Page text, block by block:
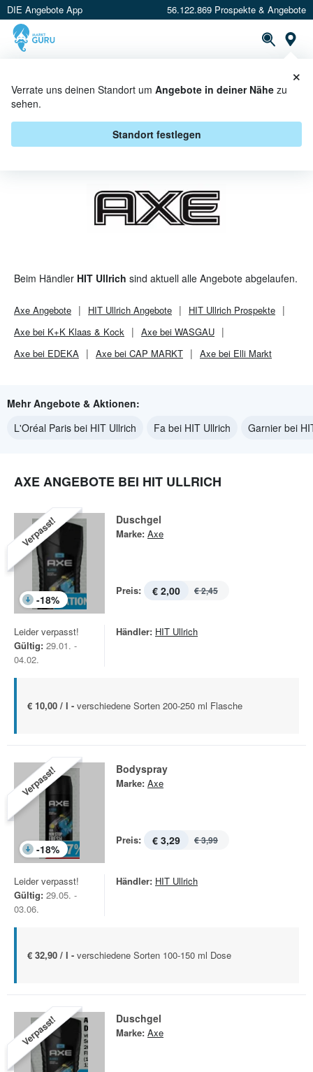
DIE Angebote App 56.122.869 Prospekte & Angebote
Verrate uns deinen Standort um Angebote in deiner Nähe zu
sehen.
Standort festlegen
×
AXE BEI HIT ULLRICH -
ANGEBOTE & AKTIONEN
Beim Händler HIT Ullrich sind aktuell alle Angebote abgelaufen.
Axe Angebote HIT Ullrich Angebote HIT Ullrich Prospekte
Axe bei K+K Klaas & Kock
Axe bei WASGAU
Axe bei EDEKA
Axe bei CAP MARKT Axe bei Elli Markt
Mehr Angebote & Aktionen:
L'Oréal Paris bei HIT Ullrich
Fa bei HIT Ullrich Garnier bei
AXE ANGEBOTE BEI HIT ULLRICH
Verpasst!
-18%
Duschgel
Marke: Axe
Preis: € 2,00 € 2,45
Leider verpasst!
Gültig: 29.01. -
04.02.
Händler: HIT Ullrich
€ 10,00 / l - verschiedene Sorten 200-250 ml Flasche
Verpasst!
-18%
Bodyspray
Marke: Axe
Preis: € 3,29 € 3,99
Leider verpasst!
Gültig: 29.05. -
03.06.
Händler: HIT Ullrich
€ 32,90 / l - verschiedene Sorten 100-150 ml Dose
Verpasst! Duschgel
Marke: Axe